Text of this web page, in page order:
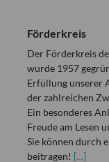
Förderkreis
Der Förderkreis
wurde 1957
Erfüllung unserer
der zahlreichen
Ein besonderes
Freude am Lesen
Sie können durch
beitragen! […]